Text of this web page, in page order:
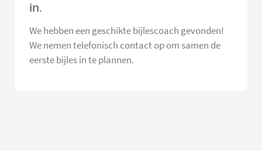
in.
We hebben een geschikte bijlescoach gevonden!
We nemen telefonisch contact op om samen de
eerste bijles in te plannen.